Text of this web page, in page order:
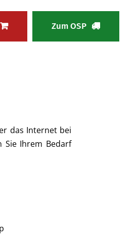
Zum OSP
das Internet bei
Sie Ihrem Bedarf